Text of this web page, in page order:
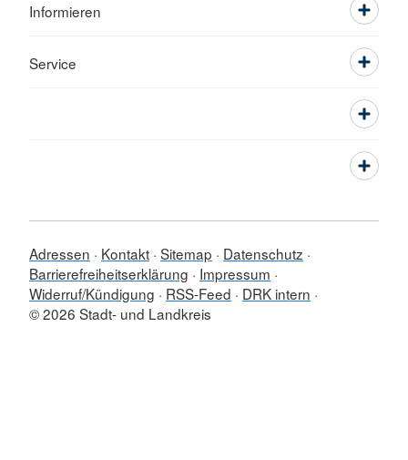
Informieren
Service
Adressen Kontakt Sitemap
Datenschutz
Barrierefreiheitserklärung
Impressum
Widerruf/Kündigung
RSS-Feed
DRK intern
© 2026 Stadt- und Landkreis